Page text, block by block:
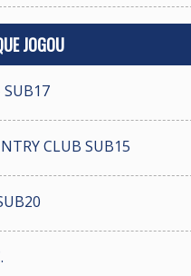
JOGOU
SUB17
CLUB SUB15